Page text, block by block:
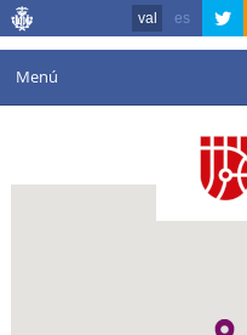
val es
Menú
Agenda